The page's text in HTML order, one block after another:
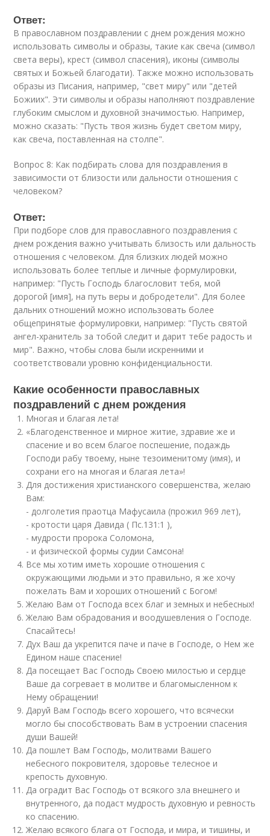
Ответ:
В православном поздравлении с днем рождения можно
использовать символы и образы, такие как свеча (символ
света веры), крест (символ спасения), иконы (символы
святых и Божьей благодати). Также можно использовать
образы из Писания, например, "свет миру" или "детей
Божиих". Эти символы и образы наполняют поздравление
глубоким смыслом и духовной значимостью. Например,
можно сказать: "Пусть твоя жизнь будет светом миру,
как свеча, поставленная на столпе".
Вопрос 8: Как подбирать слова для поздравления в
зависимости от близости или дальности отношения с
человеком?
Ответ:
При подборе слов для православного поздравления с
днем рождения важно учитывать близость или дальность
отношения с человеком. Для близких людей можно
использовать более теплые и личные формулировки,
например: "Пусть Господь благословит тебя, мой
дорогой [имя], на путь веры и добродетели". Для более
дальних отношений можно использовать более
общепринятые формулировки, например: "Пусть святой
ангел-хранитель за тобой следит и дарит тебе радость и
мир". Важно, чтобы слова были искренними и
соответствовали уровню конфиденциальности.
Какие особенности православных
поздравлений с днем рождения
Многая и благая лета!
«Благоденственное и мирное житие, здравие же и
спасение и во всем благое поспешение, подаждь
Господи рабу твоему, ныне тезоименитому (имя), и
сохрани его на многая и благая лета»!
Для достижения христианского совершенства, желаю
Вам:
- долголетия праотца Мафусаила (прожил 969 лет),
- кротости царя Давида ( Пс.131:1 ),
- мудрости пророка Соломона,
- и физической формы судии Самсона!
Все мы хотим иметь хорошие отношения с
окружающими людьми и это правильно, я же хочу
пожелать Вам и хороших отношений с Богом!
Желаю Вам от Господа всех благ и земных и небесных!
Желаю Вам обрадования и воодушевления о Господе.
Спасайтесь!
Дух Ваш да укрепится паче и паче в Господе, о Нем же
Едином наше спасение!
Да посещает Вас Господь Своею милостью и сердце
Ваше да согревает в молитве и благомысленном к
Нему обращении!
Даруй Вам Господь всего хорошего, что всячески
могло бы способствовать Вам в устроении спасения
души Вашей!
Да пошлет Вам Господь, молитвами Вашего
небесного покровителя, здоровье телесное и
крепость духовную.
Да оградит Вас Господь от всякого зла внешнего и
внутренного, да подаст мудрость духовную и ревность
ко спасению.
Желаю всякого блага от Господа, и мира, и тишины, и